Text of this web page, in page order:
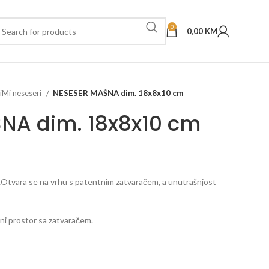
0 0,00 KM
neseseri NESESER MAŠNA dim. 18x8x10 cm
dim. 18x8x10 cm
se na vrhu s patentnim zatvaračem, a unutrašnjost
prostor sa zatvaračem.